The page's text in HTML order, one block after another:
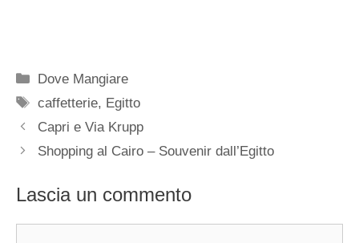
Categorie
Dove Mangiare
Tag
caffetterie, Egitto
Capri e Via Krupp
Shopping al Cairo – Souvenir dall’Egitto
Lascia un commento